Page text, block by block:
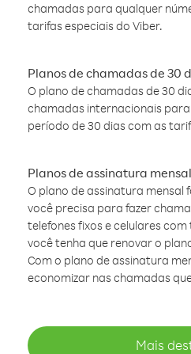
chamadas para qualquer
tarifas especiais do Viber.
Planos de chamadas de 30
O plano de chamadas de 30
chamadas internacionais
período de 30 dias com as
Planos de assinatura mensal
O plano de assinatura mensal
você precisa para fazer
telefones fixos e celulares
você tenha que renovar o
Com o plano de assinatura
economizar nas chamadas
Mais